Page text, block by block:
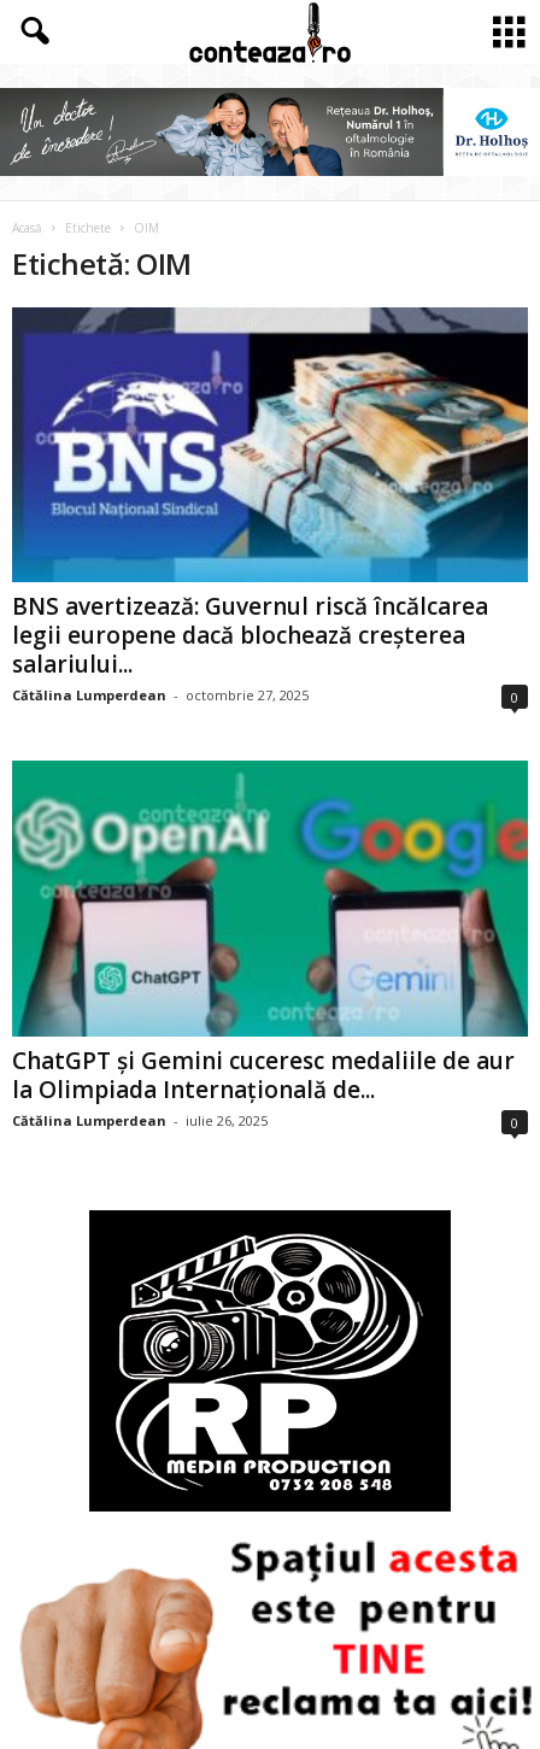
Acasă Etichete OIM
Etichetă: OIM
BNS avertizează: Guvernul riscă încălcarea
legii europene dacă blochează creșterea
salariului...
Cătălina Lumperdean - octombrie 27, 2025 0
ChatGPT și Gemini cuceresc medaliile de aur
la Olimpiada Internațională de...
Cătălina Lumperdean - iulie 26, 2025 0